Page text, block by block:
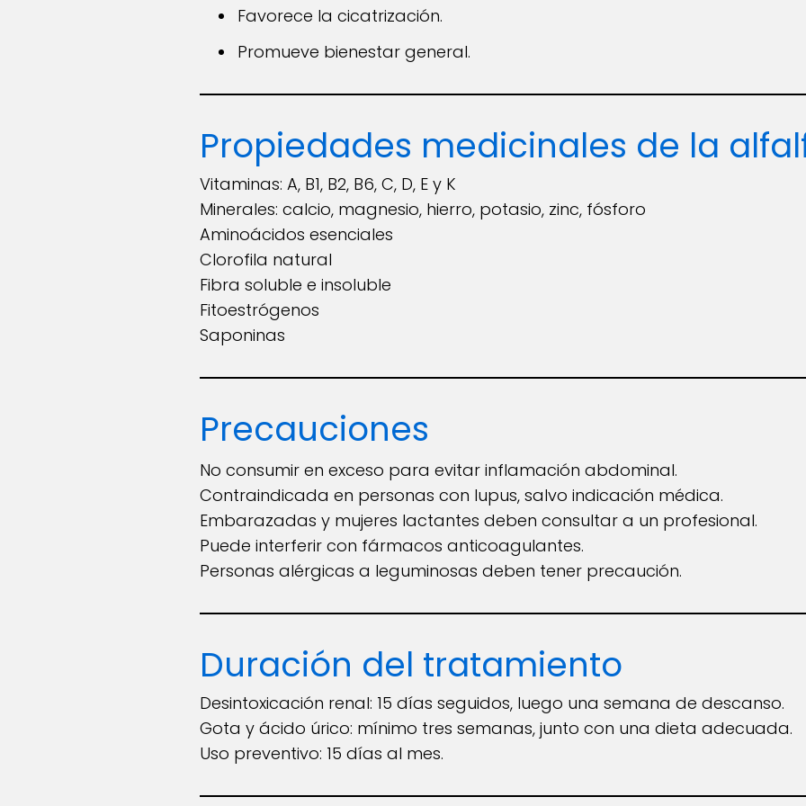
Favorece la cicatrización.
Promueve bienestar general.
Propiedades medicinales de la
Vitaminas: A, B1, B2, B6, C, D, E y K
Minerales: calcio, magnesio, hierro, potasio, zinc, fósforo
Aminoácidos esenciales
Clorofila natural
Fibra soluble e insoluble
Fitoestrógenos
Saponinas
Precauciones
No consumir en exceso para evitar inflamación abdominal.
Contraindicada en personas con lupus, salvo indicación médica.
Embarazadas y mujeres lactantes deben consultar a un profesional.
Puede interferir con fármacos anticoagulantes.
Personas alérgicas a leguminosas deben tener precaución.
Duración del tratamiento
Desintoxicación renal: 15 días seguidos, luego una semana de descanso.
Gota y ácido úrico: mínimo tres semanas, junto con una dieta adecuada.
Uso preventivo: 15 días al mes.